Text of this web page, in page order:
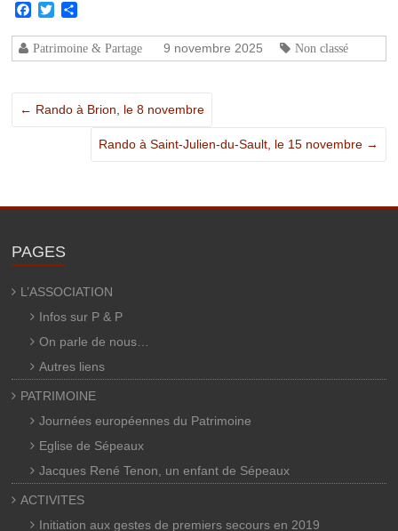
Facebook
Twitter
Patrimoine & Partage 9 novembre 2025 Non classé
← Rando à Brion, le 8 novembre
Rando à Saint-Julien-du-Sault, le 15 novembre →
PAGES
L’ASSOCIATION
Infos sur P & P
On parle de nous…
Autres liens
PATRIMOINE
Journées européennes du Patrimoine
Eglise de Sépeaux
Jacques René Tenon, un enfant de Sépeaux
ACTIVITES
Initiation aux gestes de premiers secours en 2019